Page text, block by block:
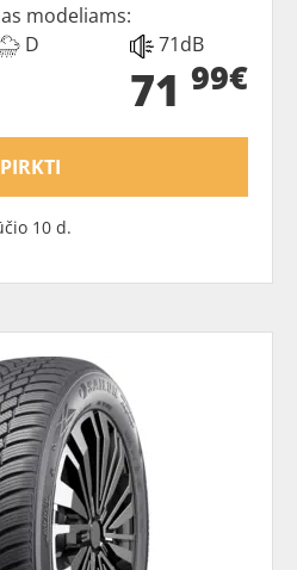
modeliams:
D 71dB
71 99€
PIRKTI
10 d.